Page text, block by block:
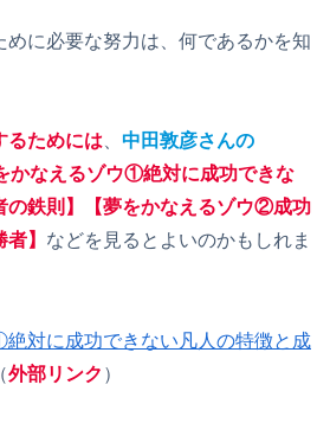
に必要な努力は、何であるかを知
るためには
中田敦彦さんの
かなえるゾウ①絶対に成功できな
の鉄則】【夢をかなえるゾウ②成功
】 などを見るとよいのかもしれま
絶対に成功できない凡人の特徴と成
（外部リンク ）